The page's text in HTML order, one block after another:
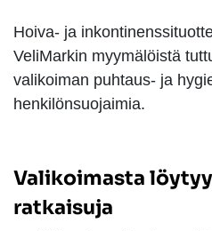
Hoiva- ja
VeliMarkin myymälöistä
valikoiman puhtaus- ja
henkilönsuojaimia.
Valikoimasta
ratkaisuja